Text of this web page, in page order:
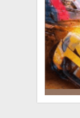
XZONE KLUB
TCG &
VÝKUP HER